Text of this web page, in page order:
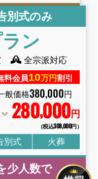
別式のみ
ン
全宗派対応
料会員10万円割引
般価格380,000円
280,000円
（税込308,000円）
別式 火葬
少人数で